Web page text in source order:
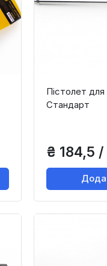
Пістолет для
Стандарт
₴ 184,5 /